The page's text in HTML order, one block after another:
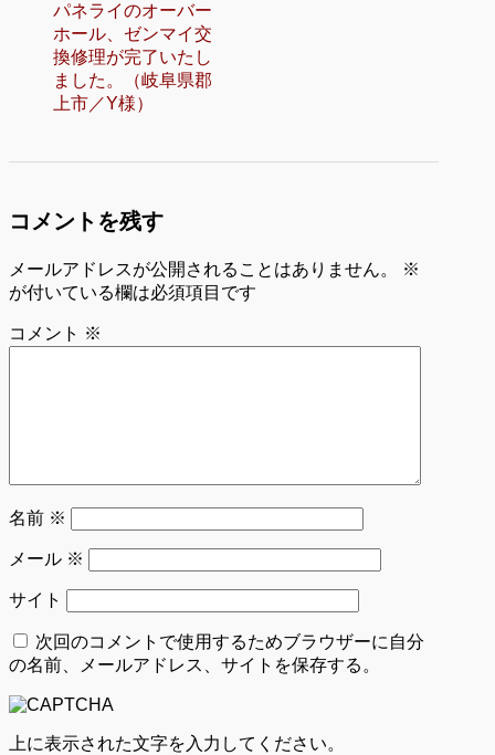
パネライのオーバー
ホール、ゼンマイ交
換修理が完了いたし
ました。（岐阜県郡
上市／Y様）
コメントを残す
メールアドレスが公開されることはありません。
※
が付いている欄は必須項目です
コメント ※
名前 ※
メール ※
サイト
次回のコメントで使用するためブラウザーに自分
の名前、メールアドレス、サイトを保存する。
上に表示された文字を入力してください。